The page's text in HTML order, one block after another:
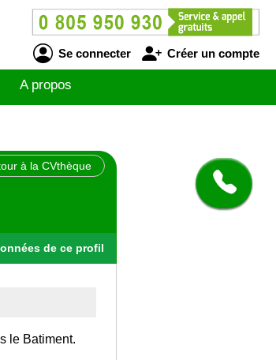
Se connecter Créer un compte
A propos
à la CVthèque
de ce profil
le Batiment.